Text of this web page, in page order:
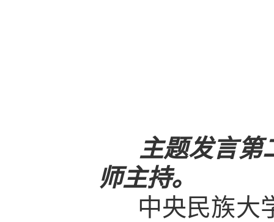
主题发言第
师主持。
中央民族大